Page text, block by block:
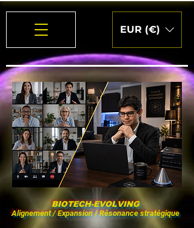
EUR (€)
BIOTECH-EVOLVING
Alignement / Expansion / Résonance stratégique